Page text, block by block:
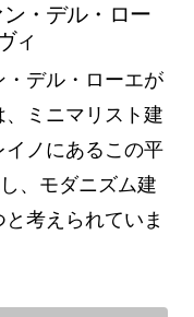
・デル・ロー
ィ
デル・ローエが
ミニマリスト建
ノにあるこの平
、モダニズム建
考えられていま